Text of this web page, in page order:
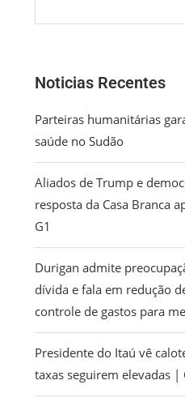
Noticias Recentes
Parteiras humanitárias
saúde no Sudão
Aliados de Trump e
resposta da Casa Branca
G1
Durigan admite
dívida e fala em redução
controle de gastos para
Presidente do Itaú vê
taxas seguirem elevadas |